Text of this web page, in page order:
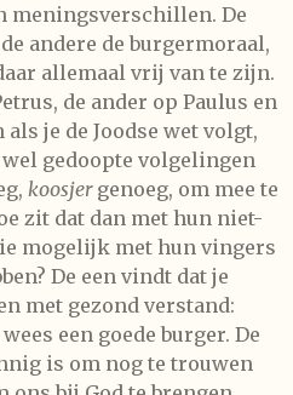
meningsverschillen. De
andere de burgermoraal,
allemaal vrij van te zijn.
de ander op Paulus en
je de Joodse wet volgt,
gedoopte volgelingen
koosjer genoeg, om mee te
zit dat dan met hun niet-
mogelijk met hun vingers
De een vindt dat je
met gezond verstand:
een goede burger. De
is om nog te trouwen